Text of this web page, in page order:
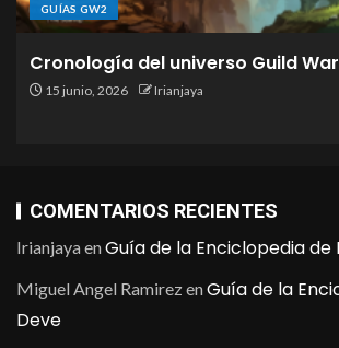
GUÍAS GW2
Cronología del universo Guild
15 junio, 2026 Irianjaya
COMENTARIOS RECIENTES
IrianjayaenGuía de la Enciclopedia de
Miguel Angel RamirezenGuía de la
Deve